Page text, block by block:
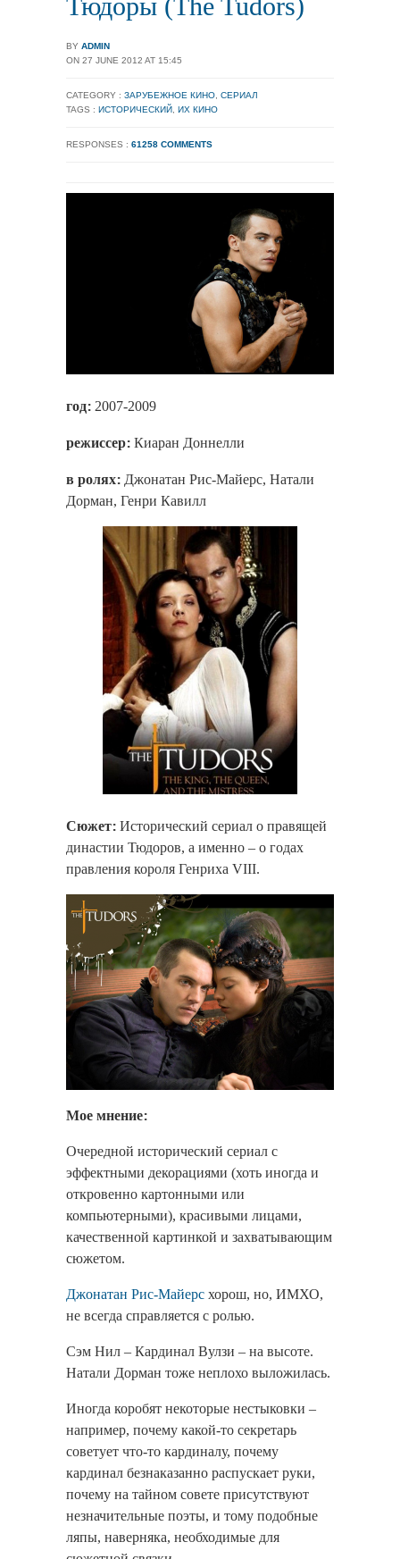
BY ADMIN
ON 27 JUNE 2012 AT 15:45
CATEGORY : ЗАРУБЕЖНОЕ КИНО СЕРИАЛ
TAGS : ИСТОРИЧЕСКИЙ ИХ КИНО
RESPONSES : 61258 COMMENTS
год: 2007-2009
режиссер: Киаран Доннелли
в ролях: Джонатан Рис-Майерс, Натали
Дорман, Генри Кавилл
Сюжет: Исторический сериал о правящей
династии Тюдоров, а именно – о годах
правления короля Генриха VIII.
Мое мнение:
Очередной исторический сериал с
эффектными декорациями (хоть иногда и
откровенно картонными или
компьютерными), красивыми лицами,
качественной картинкой и захватывающим
сюжетом.
Джонатан Рис-Майерс хорош, но, ИМХО,
не всегда справляется с ролью.
Сэм Нил – Кардинал Вулзи – на высоте.
Натали Дорман тоже неплохо выложилась.
Иногда коробят некоторые нестыковки –
например, почему какой-то секретарь
советует что-то кардиналу, почему
кардинал безнаказанно распускает руки,
почему на тайном совете присутствуют
незначительные поэты, и тому подобные
ляпы, наверняка, необходимые для